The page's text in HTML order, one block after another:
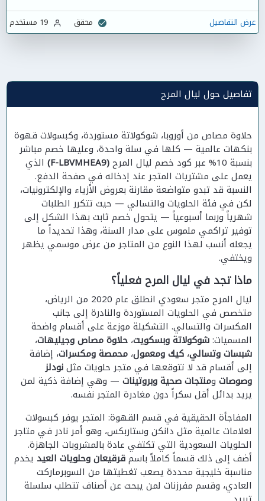
عرض التفاصيل محقق
تفاصيل حول ليال المرح
حلاوة مصاص من أوروبا، شوكولاتة مستوردة، وكبسولات قهوة
بنكهات عالمية — كلها في سلة واحدة، وعليها خصم مباشر
بنسبة 10% عبر كود خصم ليال المرح
(F-LBVMHEA9)
الذي
يعمل على مشتريات المتجر عند إدخاله في صفحة الدفع.
النسبة قد تبدو متواضعة مقارنة بعروض الأزياء والإلكترونيات،
لكن في فئة الحلويات والتسالي — حيث تتكرر الطلبات
شهرياً وربما أسبوعياً — يتحول خصم ثابت بهذا الشكل إلى
توفير تراكمي ملموس على مدار السنة، وهذا تحديداً ما
يجعله أنسب لهذا النوع من المتاجر من عرض موسمي يظهر
ويختفي.
ماذا تجد في ليال المرح فعلياً؟
ليال المرح متجر سعودي انطلق عام 2020 من الرياض،
متخصص في الحلويات المستوردة والنادرة إلى جانب
المكسرات والتسالي. التشكيلة موزعة على أقسام واضحة
المسميات:شوكولاتة وبسكويت،حلاوة مصاص وجيليهات،
شبسات وتسالي،كيك ومعمول،محمصة ومكسرات، إضافة
إلى أقسام قد لا تتوقعها في متجر حلويات مثلنودلز
وصوصات ومنتجات صحية وبروتينات — وهي إضافة ذكية لمن
يريد بدائل أقل سكراً دون مغادرة المتجر نفسه.
المفاجأة الحقيقية في قسم القهوة: المتجر يوفر كبسولات
لعلامات عالمية مثل دانكن وستاربكس، وهو أمر نادر في متاجر
الحلويات السعودية التي تكتفي عادة بالمشروبات الجاهزة.
أضف إلى ذلك قسماً كاملاً باسمقرقيعان وحلويات العيد يخدم
مناسبة خليجية محددة يصعب تغطيتها من السوبرماركت
العادي، وقسم مفرزنات لمن يبحث عن أصناف تتطلب سلسلة